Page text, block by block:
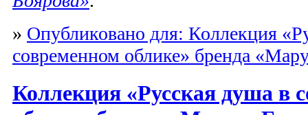
» Опубликовано для: Коллекция
современном облике» бренда
Коллекция «Русская душа в